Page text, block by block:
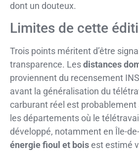
dont un douteux.
Limites de cette
Trois points méritent d’être
transparence. Lesdistances
proviennent du recensement
avant la généralisation du
carburant réel est
les départements où le
développé, notamment en Île-
énergie fioul et boisest estimé